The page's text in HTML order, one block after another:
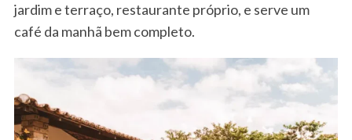
jardim e terraço, restaurante próprio, e serve um
café da manhã bem completo.